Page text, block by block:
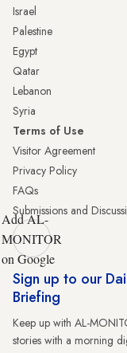
Israel
Palestine
Egypt
Qatar
Lebanon
Syria
Terms of Use
Visitor Agreement
Privacy Policy
FAQs
Submissions and
Add AL-
MONITOR
on Google
Sign up to our
Briefing
Keep up with AL-
stories with a morning